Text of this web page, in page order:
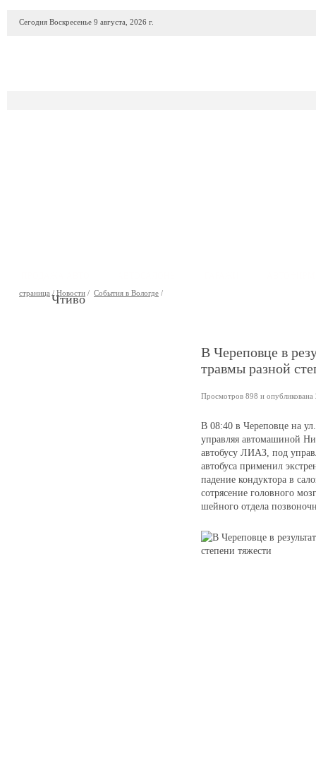
Сегодня Воскресенье 9 августа, 2026 г.
страница / Новости / События в Вологде /
Чтиво
В Череповце в
травмы разной
Просмотров 898 и
В 08:40 в Череповце на
управляя автомашиной
автобусу ЛИАЗ, под
автобуса применил
падение кондуктора в
сотрясение головного
шейного отдела